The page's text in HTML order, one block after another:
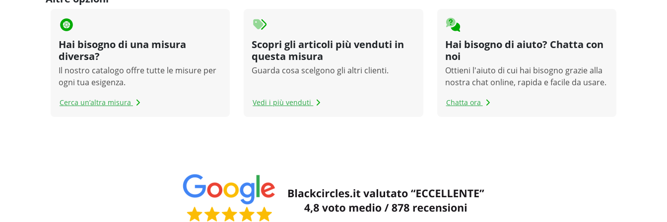
Hai bisogno di una misura
diversa?
Il nostro catalogo offre tutte le misure per
ogni tua esigenza.
Cerca un’altra misura
Scopri gli articoli più venduti in
questa misura
Guarda cosa scelgono gli altri clienti.
Vedi i più venduti
Hai bisogno di aiuto? Chatta con
noi
Ottieni l'aiuto di cui hai bisogno grazie alla
nostra chat online, rapida e facile da usare.
Chatta ora